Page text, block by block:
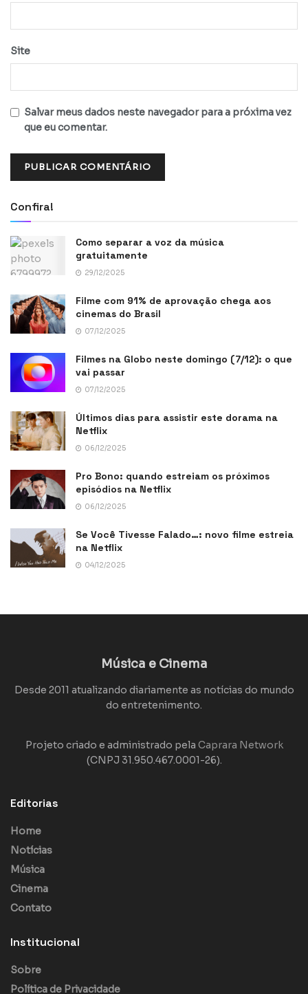
Site
Salvar meus dados neste navegador para a próxima vez
que eu comentar.
Confira!
Como separar a voz da música
gratuitamente
29/12/2025
Filme com 91% de aprovação chega aos
cinemas do Brasil
07/12/2025
Filmes na Globo neste domingo (7/12): o que
vai passar
07/12/2025
Últimos dias para assistir este dorama na
Netflix
06/12/2025
Pro Bono: quando estreiam os próximos
episódios na Netflix
06/12/2025
Se Você Tivesse Falado…: novo filme estreia
na Netflix
04/12/2025
Música e Cinema
Desde 2011 atualizando diariamente as notícias do mundo
do entretenimento.
Projeto criado e administrado pela Caprara Network
(CNPJ 31.950.467.0001-26).
Editorias
Home
Notícias
Música
Cinema
Contato
Institucional
Sobre
Política de Privacidade